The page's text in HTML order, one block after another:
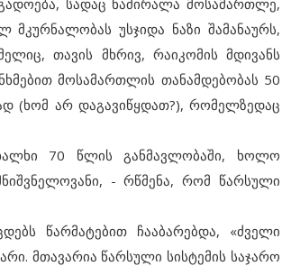
სადაც ნაძირალა მოსამართლე,
უსჯიდა ნაზი შამანაურს,
თავის მხრივ, რაიკომის მდივანს
მოსამართლის თანამდებობას 50
(ხომ არ დაგავიწყდათ?), რომელზედაც
70 წლის განმავლობაში, ხოლო
- რწმენა, რომ წარსული
წარმატებით ჩააბარებდა, «ძველი
მთავარია წარსული სისტემის საჯარო